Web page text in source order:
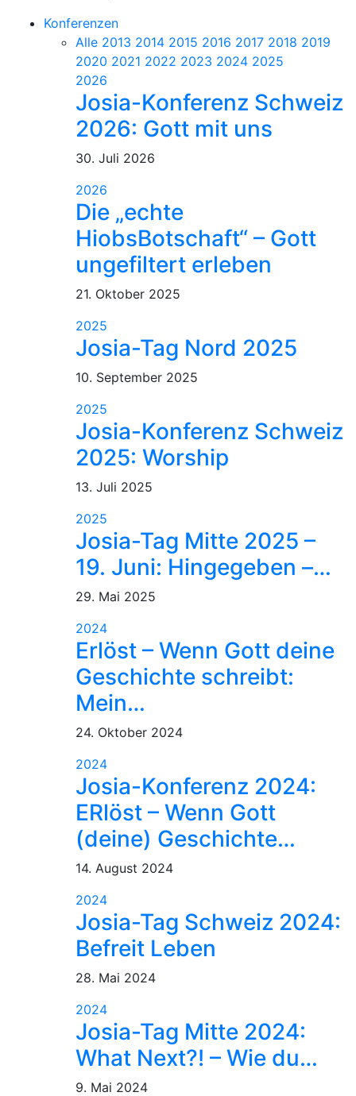
Konferenzen
Alle 2013 2014 2015 2016 2017 2018 2019
2020 2021 2022 2023 2024 2025
2026
Josia-Konferenz Schweiz
2026: Gott mit uns
30. Juli 2026
2026
Die „echte
HiobsBotschaft“ – Gott
ungefiltert erleben
21. Oktober 2025
2025
Josia-Tag Nord 2025
10. September 2025
2025
Josia-Konferenz Schweiz
2025: Worship
13. Juli 2025
2025
Josia-Tag Mitte 2025 –
19. Juni: Hingegeben –…
29. Mai 2025
2024
Erlöst – Wenn Gott deine
Geschichte schreibt:
Mein…
24. Oktober 2024
2024
Josia-Konferenz 2024:
ERlöst – Wenn Gott
(deine) Geschichte…
14. August 2024
2024
Josia-Tag Schweiz 2024:
Befreit Leben
28. Mai 2024
2024
Josia-Tag Mitte 2024:
What Next?! – Wie du…
9. Mai 2024